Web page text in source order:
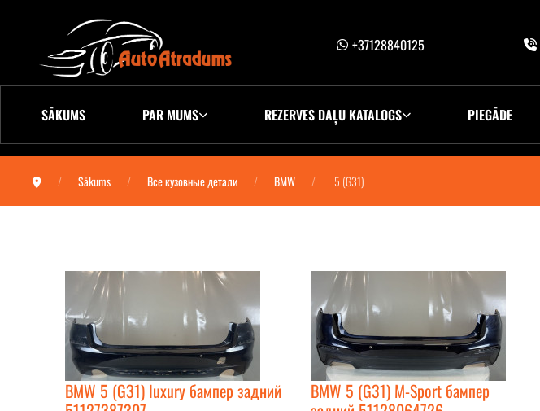
+37128840125
SĀKUMS PAR MUMS REZERVES DAĻU KATALOGS PIEGĀDE
Sākums Все кузовные детали BMW 5 (G31)
BMW 5 (G31) luxury бампер задний
BMW 5 (G31) M-Sport бампер